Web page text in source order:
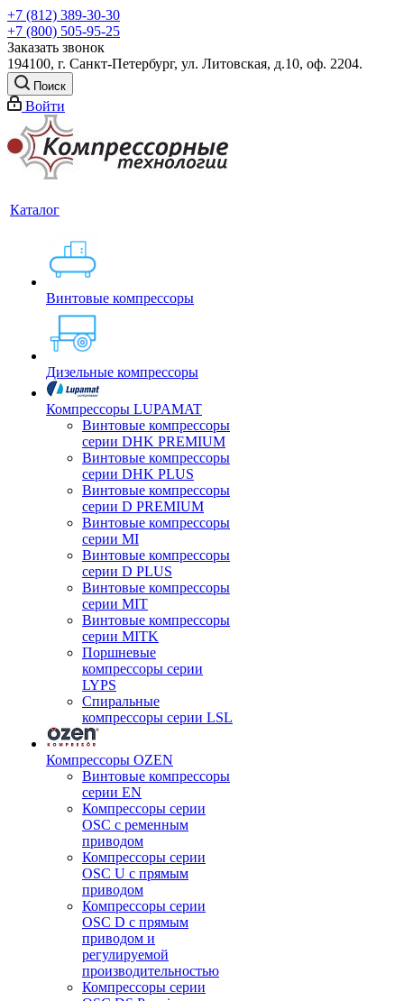
+7 (812) 389-30-30
+7 (800) 505-95-25
Заказать звонок
194100, г. Санкт-Петербург, ул. Литовская, д.10, оф. 2204.
Поиск
Войти
Каталог
Винтовые компрессоры
Дизельные компрессоры
Компрессоры LUPAMAT
Винтовые компрессоры
серии DHK PREMIUM
Винтовые компрессоры
серии DHK PLUS
Винтовые компрессоры
серии D PREMIUM
Винтовые компрессоры
серии MI
Винтовые компрессоры
серии D PLUS
Винтовые компрессоры
серии MIT
Винтовые компрессоры
серии MITK
Поршневые
компрессоры серии
LYPS
Спиральные
компрессоры серии LSL
Компрессоры OZEN
Винтовые компрессоры
серии EN
Компрессоры серии
OSC с ременным
приводом
Компрессоры серии
OSC U с прямым
приводом
Компрессоры серии
OSC D с прямым
приводом и
регулируемой
производительностью
Компрессоры серии